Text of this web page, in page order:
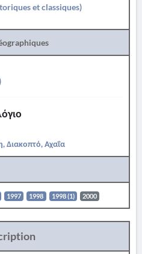
et classiques)
Διακοπτό, Αχαΐα
1997 1998 1998 (1) 2000